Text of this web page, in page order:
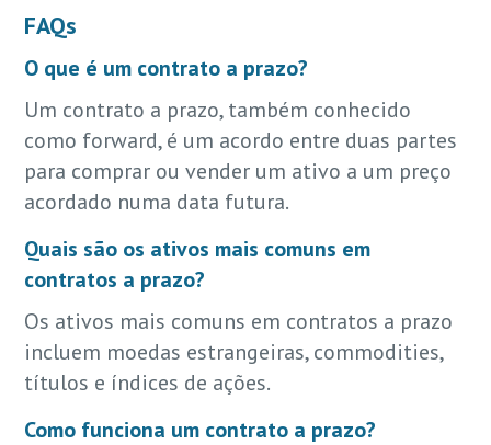
FAQs
O que é um contrato a prazo?
Um contrato a prazo, também conhecido
como forward, é um acordo entre duas partes
para comprar ou vender um ativo a um preço
acordado numa data futura.
Quais são os ativos mais comuns em
contratos a prazo?
Os ativos mais comuns em contratos a prazo
incluem moedas estrangeiras, commodities,
títulos e índices de ações.
Como funciona um contrato a prazo?